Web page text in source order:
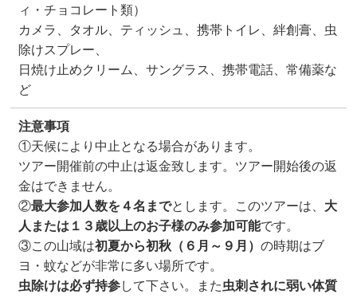
ィ・チョコレート類）
カメラ、タオル、ティッシュ、携帯トイレ、絆創膏、虫
除けスプレー、
日焼け止めクリーム、サングラス、携帯電話、常備薬な
ど
注意事項
①天候により中止となる場合があります。
ツアー開催前の中止は返金致します。ツアー開始後の返
金はできません。
②最大参加人数を４名までとします。このツアーは、 大
人または１３歳以上のお子様のみ参加可能です。
③この山域は初夏から初秋（６月～９月）の時期はブ
ヨ・蚊などが非常に多い場所です。
虫除けは必ず持参して下さい。また虫刺されに弱い体質